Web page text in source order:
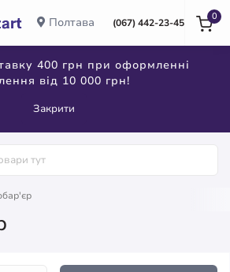
Полтава (067) 442-23-45
400 грн при оформленні
від 10 000 грн!
Закрити
0